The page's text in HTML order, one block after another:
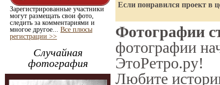
Зарегистрированные участники
могут размещать свои фото,
следить за комментариями и
многое другое... Все плюсы
регистрации >>
Случайная
фотография
Если понравился проект в
Фотографии
фотографии
ЭтоРетро.ру!
Любите